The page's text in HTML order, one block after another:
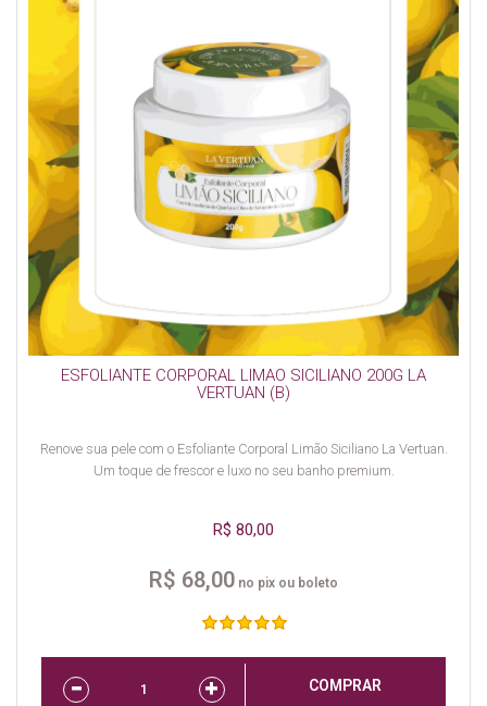
ESFOLIANTE CORPORAL LIMAO SICILIANO 200G LA
VERTUAN (B)
Renove sua pele com o Esfoliante Corporal Limão Siciliano La Vertuan.
Um toque de frescor e luxo no seu banho premium.
R$ 80,00
R$ 68,00 no pix ou boleto
COMPRAR